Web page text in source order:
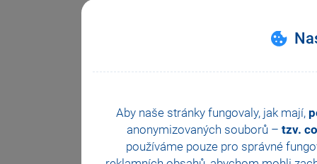
Aby naše stránky fungovaly, jak mají,
anonymizovaných souborů – tzv.
používáme pouze pro správné